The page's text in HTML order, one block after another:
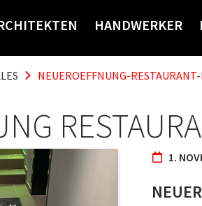
HANDWERKER
NEUEROEFFNUNG-
1.